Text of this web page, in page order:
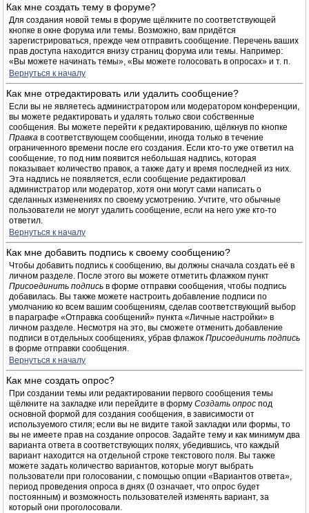
Как мне создать тему в форуме?
Для создания новой темы в форуме щёлкните по соответствующей
кнопке в окне форума или темы. Возможно, вам придётся
зарегистрироваться, прежде чем отправить сообщение. Перечень ваших
прав доступа находится внизу страниц форума или темы. Например:
«Вы можете начинать темы», «Вы можете голосовать в опросах» и т. п.
Вернуться к началу
Как мне отредактировать или удалить сообщение?
Если вы не являетесь администратором или модератором конференции,
вы можете редактировать и удалять только свои собственные
сообщения. Вы можете перейти к редактированию, щёлкнув по кнопке
Правка в соответствующем сообщении, иногда только в течение
ограниченного времени после его создания. Если кто-то уже ответил на
сообщение, то под ним появится небольшая надпись, которая
показывает количество правок, а также дату и время последней из них.
Эта надпись не появляется, если сообщение редактировал
администратор или модератор, хотя они могут сами написать о
сделанных изменениях по своему усмотрению. Учтите, что обычные
пользователи не могут удалить сообщение, если на него уже кто-то
ответил.
Вернуться к началу
Как мне добавить подпись к своему сообщению?
Чтобы добавить подпись к сообщению, вы должны сначала создать её в
личном разделе. После этого вы можете отметить флажком пункт
Присоединить подпись в форме отправки сообщения, чтобы подпись
добавилась. Вы также можете настроить добавление подписи по
умолчанию ко всем вашим сообщениям, сделав соответствующий выбор
в параграфе «Отправка сообщений» пункта «Личные настройки» в
личном разделе. Несмотря на это, вы сможете отменить добавление
подписи в отдельных сообщениях, убрав флажок Присоединить подпись
в форме отправки сообщения.
Вернуться к началу
Как мне создать опрос?
При создании темы или редактировании первого сообщения темы
щёлкните на закладке или перейдите в форму Создать опрос под
основной формой для создания сообщения, в зависимости от
используемого стиля; если вы не видите такой закладки или формы, то
вы не имеете прав на создание опросов. Задайте тему и как минимум два
варианта ответа в соответствующих полях, убедившись, что каждый
вариант находится на отдельной строке текстового поля. Вы также
можете задать количество вариантов, которые могут выбрать
пользователи при голосовании, с помощью опции «Вариантов ответа»,
период проведения опроса в днях (0 означает, что опрос будет
постоянным) и возможность пользователей изменять вариант, за
который они проголосовали.